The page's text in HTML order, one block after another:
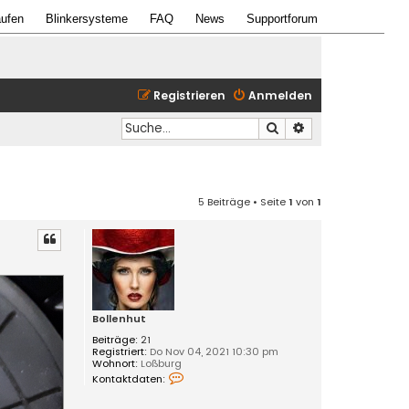
Blinkersysteme FAQ News Supportforum
Anmelden
Registrieren
Suche
5 Beiträge • Seite1 von 1
Bollenhut
Beiträge: 21
Registriert: Do Nov 04, 2021 10:30 pm
Wohnort: Loßburg
Kontaktdaten: